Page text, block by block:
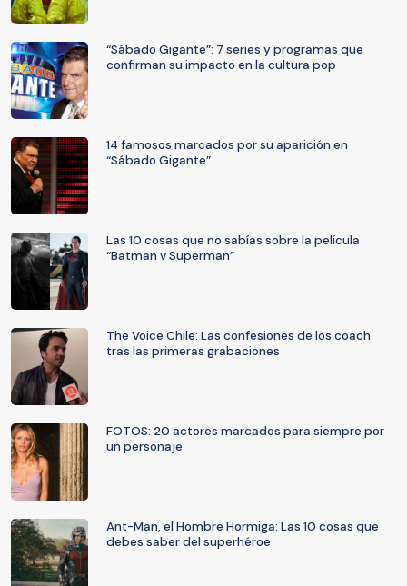
“Sábado Gigante”: 7 series y programas que
confirman su impacto en la cultura pop
14 famosos marcados por su aparición en
“Sábado Gigante”
Las 10 cosas que no sabías sobre la película
“Batman v Superman”
The Voice Chile: Las confesiones de los coach
tras las primeras grabaciones
FOTOS: 20 actores marcados para siempre por
un personaje
Ant-Man, el Hombre Hormiga: Las 10 cosas que
debes saber del superhéroe